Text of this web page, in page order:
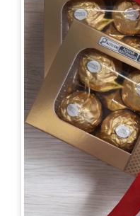
MIMOS
OCASIÕES
ELAS